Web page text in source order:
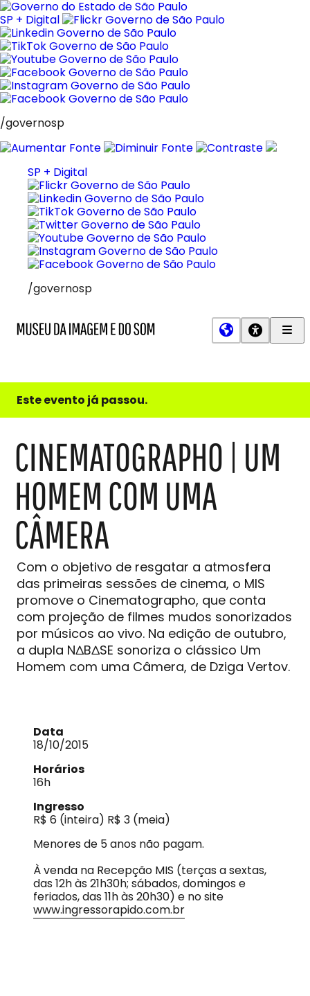
Pular
para
o
conteúdo
SP + Digital
/governosp
SP + Digital
/governosp
e
do
Este evento já passou.
CINEMATOGRAPHO | UM
HOMEM COM UMA
CÂMERA
Com o objetivo de resgatar a atmosfera
das primeiras sessões de cinema, o MIS
promove o Cinematographo, que conta
com projeção de filmes mudos sonorizados
por músicos ao vivo. Na edição de outubro,
a dupla N∆B∆SE sonoriza o clássico Um
Homem com uma Câmera, de Dziga Vertov.
Data
18/10/2015
Horários
16h
Ingresso
R$ 6 (inteira) R$ 3 (meia)
Menores de 5 anos não pagam.
À venda na Recepção MIS (terças a sextas,
das 12h às 21h30h; sábados, domingos e
feriados, das 11h às 20h30) e no site
www.ingressorapido.com.br